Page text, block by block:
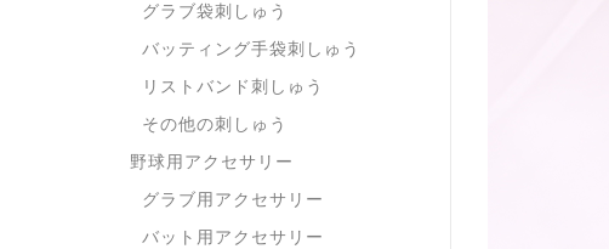
グラブ袋刺しゅう
バッティング手袋刺しゅう
リストバンド刺しゅう
その他の刺しゅう
野球用アクセサリー
グラブ用アクセサリー
バット用アクセサリー